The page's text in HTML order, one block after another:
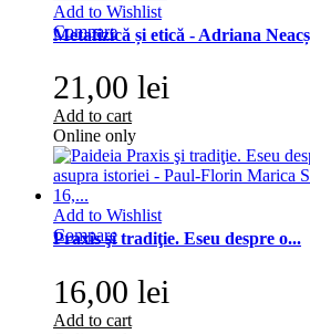
Add to Wishlist
Compare
Metafizică și etică - Adriana
21,00 lei
Add to cart
Online only
Add to Wishlist
Compare
Praxis şi tradiţie. Eseu despre o...
16,00 lei
Add to cart